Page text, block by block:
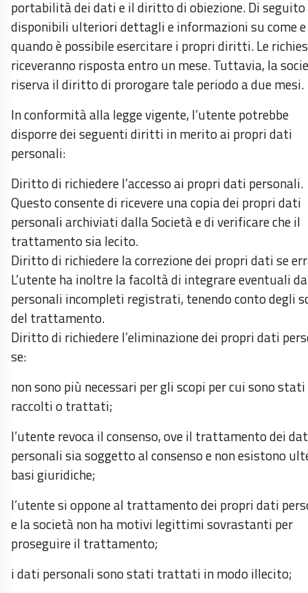
portabilità dei dati e il diritto di obiezione. Di seguito
disponibili ulteriori dettagli e informazioni su come e
quando è possibile esercitare i propri diritti. Le
riceveranno risposta entro un mese. Tuttavia, la
riserva il diritto di prorogare tale periodo a due mesi.
In conformità alla legge vigente, l’utente potrebbe
disporre dei seguenti diritti in merito ai propri dati
personali:
Diritto di richiedere l’accesso ai propri dati personali.
Questo consente di ricevere una copia dei propri dati
personali archiviati dalla Società e di verificare che il
trattamento sia lecito.
Diritto di richiedere la correzione dei propri dati se
L’utente ha inoltre la facoltà di integrare eventuali
personali incompleti registrati, tenendo conto degli
del trattamento.
Diritto di richiedere l’eliminazione dei propri dati
se:
non sono più necessari per gli scopi per cui sono stati
raccolti o trattati;
l’utente revoca il consenso, ove il trattamento dei
personali sia soggetto al consenso e non esistono
basi giuridiche;
l’utente si oppone al trattamento dei propri dati
e la società non ha motivi legittimi sovrastanti per
proseguire il trattamento;
i dati personali sono stati trattati in modo illecito;